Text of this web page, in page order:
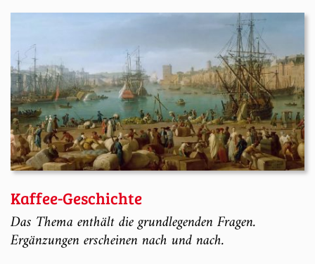
Kaffee-Geschichte
Das Thema enthält die grundlegenden Fragen.
Ergänzungen erscheinen nach und nach.